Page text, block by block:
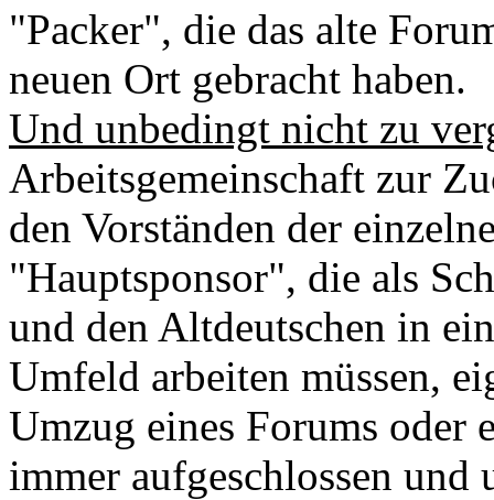
"Packer", die das alte
neuen Ort gebracht haben.
Und unbedingt nicht zu
Arbeitsgemeinschaft zur
den Vorständen der
"Hauptsponsor", die als
und den Altdeutschen in
Umfeld arbeiten müssen,
Umzug eines Forums oder
immer aufgeschlossen und